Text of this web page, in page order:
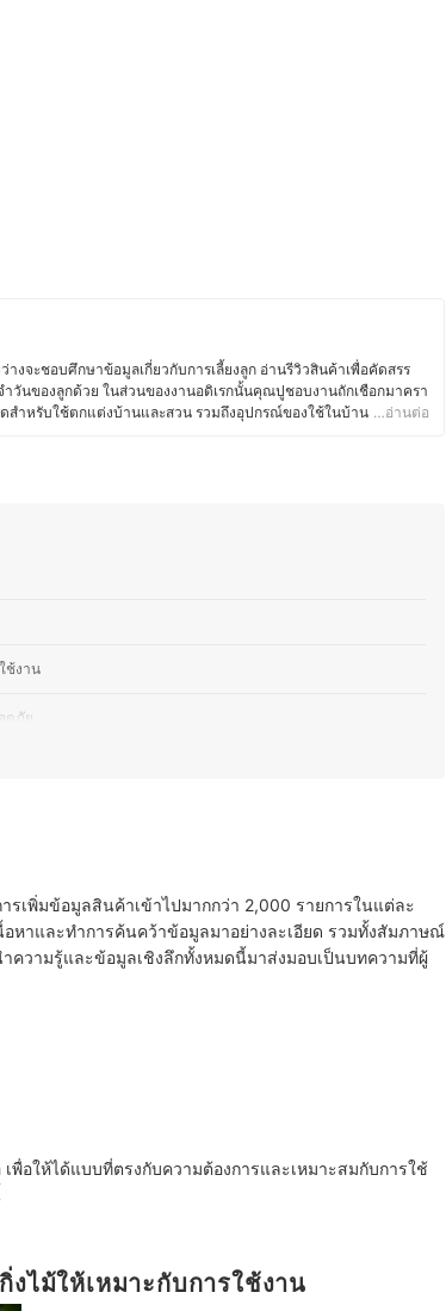
งจะชอบศึกษาข้อมูลเกี่ยวกับการเลี้ยงลูก อ่านรีวิวสินค้าเพื่อคัดสรร
นของลูกด้วย ในส่วนของงานอดิเรกนั้นคุณปูชอบงานถักเชือกมาครา
สำหรับใช้ตกแต่งบ้านและสวน รวมถึงอุปกรณ์ของใช้ในบ้าน โดยทั้ง
…อ่านต่อ
ช้งาน
ดภัย
สตร์
เพิ่มข้อมูลสินค้าเข้าไปมากกว่า 2,000 รายการในแต่ละ
อหาและทำการค้นคว้าข้อมูลมาอย่างละเอียด รวมทั้งสัมภาษณ์
วามรู้และข้อมูลเชิงลึกทั้งหมดนี้มาส่งมอบเป็นบทความที่ผู้
อให้ได้แบบที่ตรงกับความต้องการและเหมาะสมกับการใช้
งไม้ให้เหมาะกับการใช้งาน